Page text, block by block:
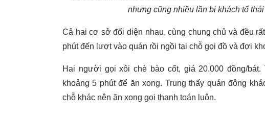
nhưng cũng nhiều lần bị khách tố
Cả hai cơ sở đối diện nhau, cùng chung chủ và đều
phút đến lượt vào quán rồi ngồi tại chỗ gọi đồ và đợi
Hai người gọi xôi chè bào cốt, giá 20.000 đồng/
khoảng 5 phút để ăn xong. Trung thấy quán đông
chỗ khác nên ăn xong gọi thanh toán luôn.